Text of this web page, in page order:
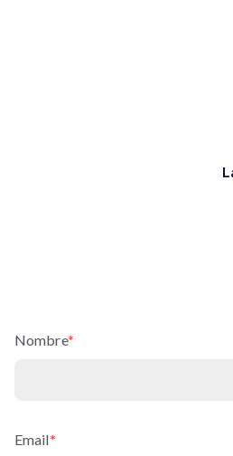
Nombre*
Email*